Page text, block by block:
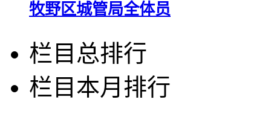
牧野区城管局全体员
栏目总排行
栏目本月排行